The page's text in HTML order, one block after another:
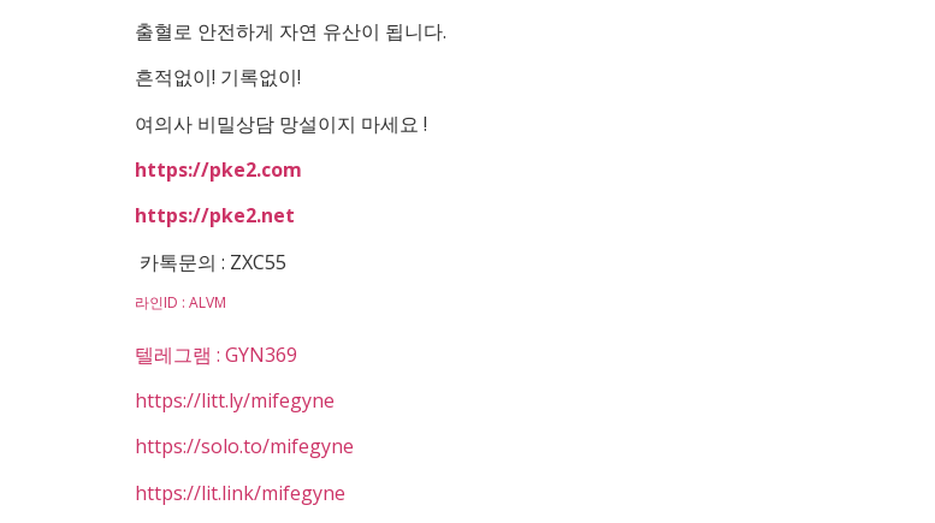
출혈로 안전하게 자연 유산이 됩니다.
흔적없이! 기록없이!
여의사 비밀상담 망설이지 마세요 !
https://pke2.com
https://pke2.net
카톡문의 : ZXC55
라인ID : ALVM
텔레그램 : GYN369
https://litt.ly/mifegyne
https://solo.to/mifegyne
https://lit.link/mifegyne